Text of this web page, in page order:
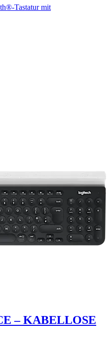
Tastatur mit
– KABELLOSE